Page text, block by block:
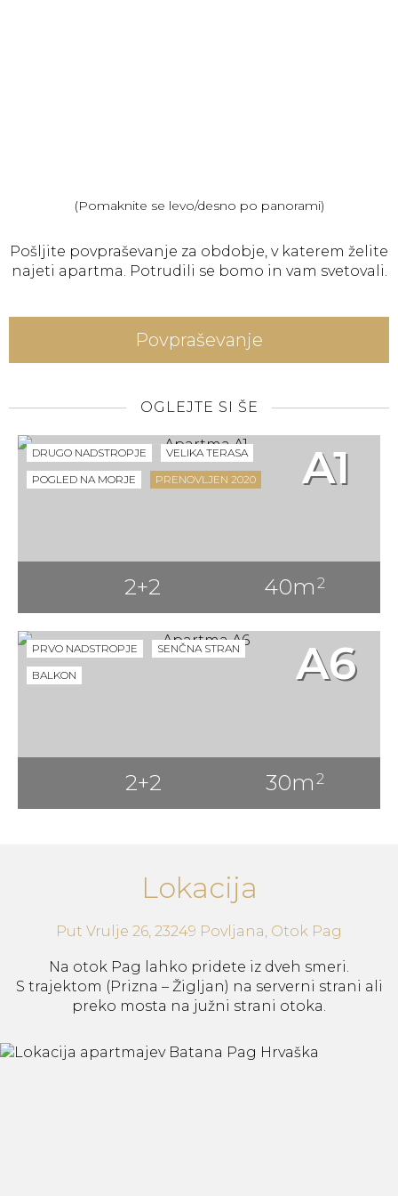
(Pomaknite se levo/desno po panorami)
Pošljite povpraševanje za obdobje, v katerem želite
najeti apartma. Potrudili se bomo in vam svetovali.
Povpraševanje
OGLEJTE SI ŠE
DRUGO NADSTROPJE
VELIKA TERASA
POGLED NA MORJE
PRENOVLJEN 2020 A1
2+2 40m 2
PRVO NADSTROPJE
SENČNA STRAN
BALKON
A6
2+2 30m 2
Lokacija
Put Vrulje 26, 23249 Povljana, Otok Pag
Na otok Pag lahko pridete iz dveh smeri.
S trajektom (Prizna – Žigljan) na serverni strani ali
preko mosta na južni strani otoka.